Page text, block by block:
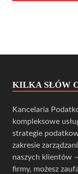
KILKA SŁÓW
Kancelaria
kompleksowe
strategie
zakresie
naszych klientów
firmy, możesz